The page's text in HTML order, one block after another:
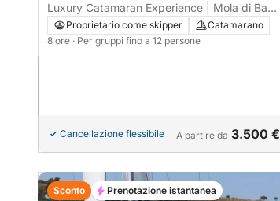
Luxury Catamaran Experience | Mola di Bari
Polignano e Monopoli
Proprietario come skipper
Catamarano
8 ore · Per gruppi fino a 12 persone
Cancellazione flessibile A partire da 3.500 €
Sconto Prenotazione istantanea